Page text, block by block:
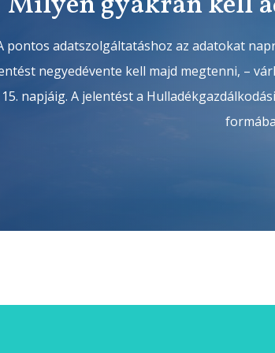
pontos adatszolgáltatáshoz az adatokat
negyedévente kell majd megtenni, –
15. napjáig. A jelentést a